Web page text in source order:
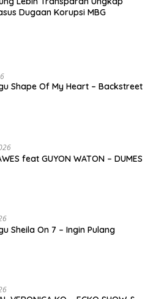
Dugaan Korupsi MBG
Shape Of My Heart – Backstreet
feat GUYON WATON – DUMES
Sheila On 7 – Ingin Pulang